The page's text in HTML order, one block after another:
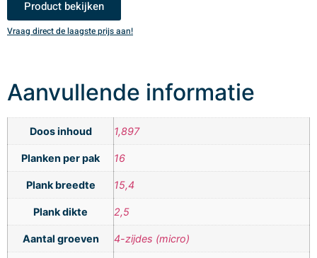
Product bekijken
Vraag direct de laagste prijs aan!
Aanvullende informatie
Doos inhoud 1,897
Planken per pak 16
Plank breedte 15,4
Plank dikte 2,5
Aantal groeven 4-zijdes (micro)